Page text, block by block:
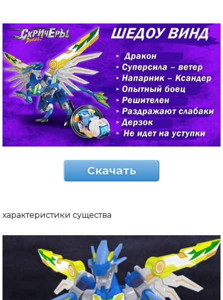
Скачать
характеристики существа